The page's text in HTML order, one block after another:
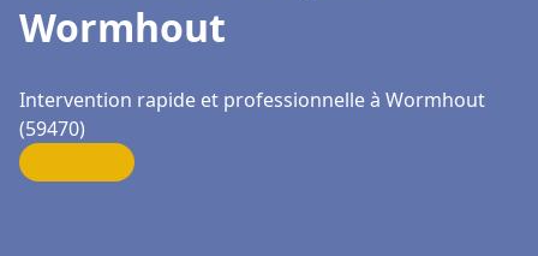
Wormhout
Intervention rapide et professionnelle à Wormhout
(59470)